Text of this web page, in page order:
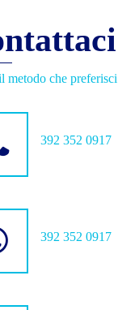
metodo che preferisci
392 352 0917
392 352 0917